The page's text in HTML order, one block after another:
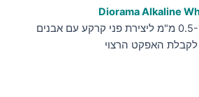
Diorama Alkaline
לקבלת האפקט הרצוי